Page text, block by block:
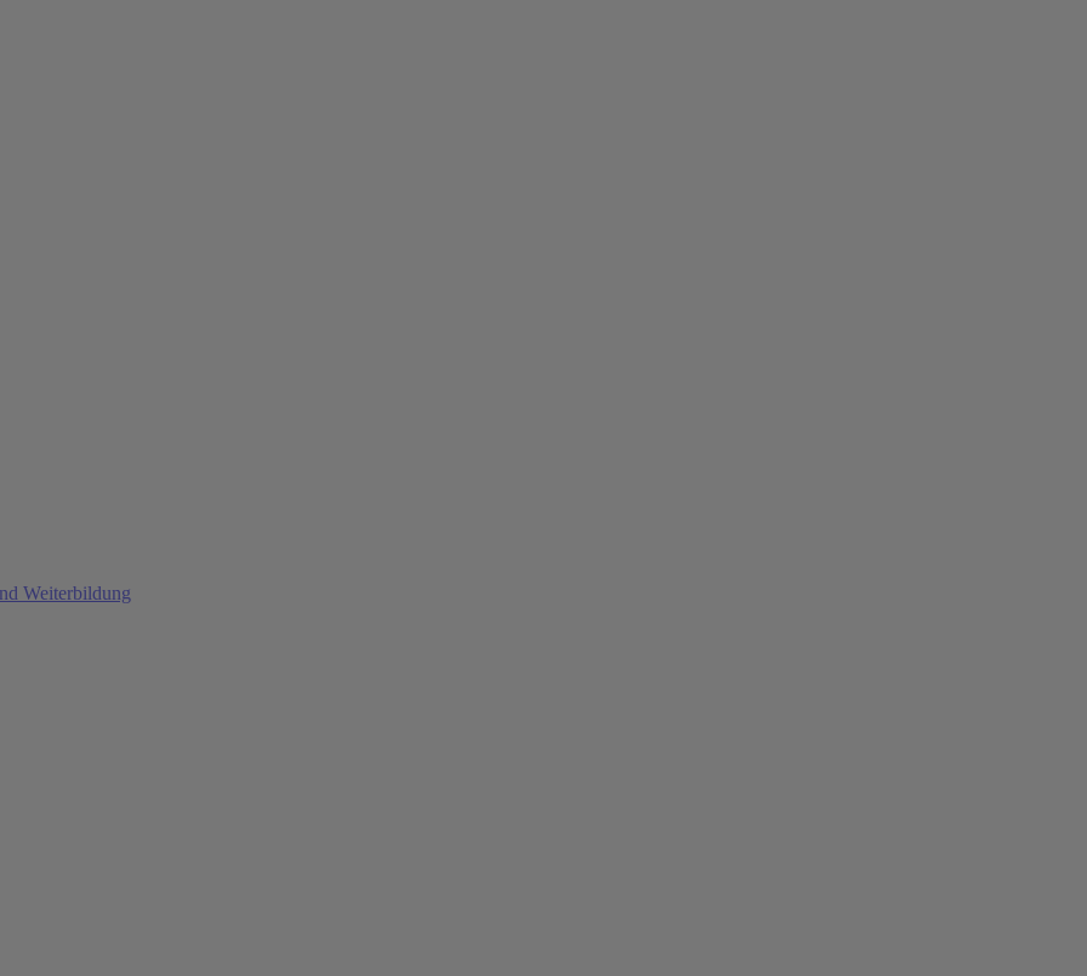
Weiterbildung